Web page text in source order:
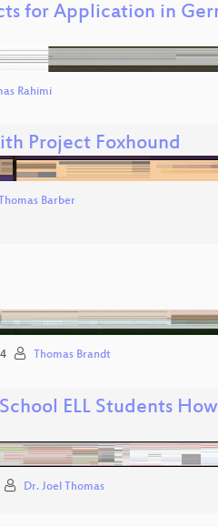
for Application in
Rahimi
Project Foxhound
Thomas Barber
Thomas Brandt
ELL Students
Dr. Joel Thomas